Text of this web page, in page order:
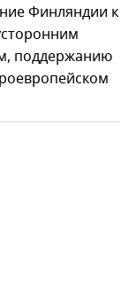
Финляндии к
поддержанию